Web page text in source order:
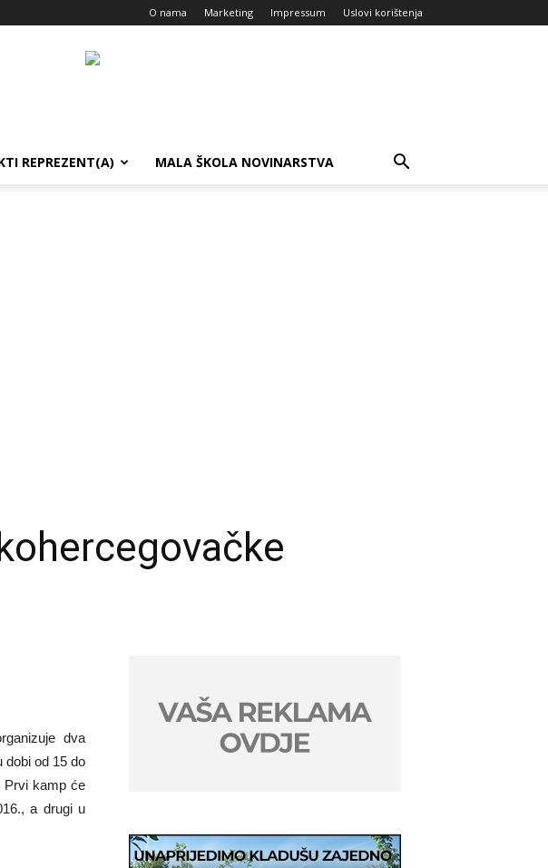
O nama Marketing Impressum Uslovi korištenja
REPREZENT(A) MALA ŠKOLA NOVINARSTVA
dva
dobi od 15 do
Prvi kamp će
a drugi u